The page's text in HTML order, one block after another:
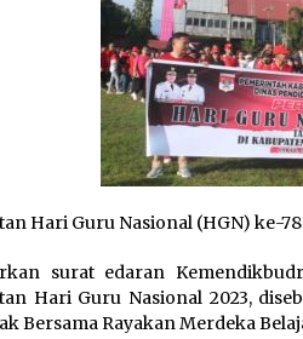
Hari Guru Nasional (HGN) ke-
surat edaran
Hari Guru Nasional 2023,
Bersama Rayakan Merdeka